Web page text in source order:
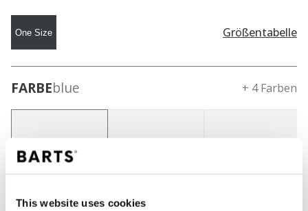
This website uses cookies
One Size Größentabelle
FARBEblue + 4 Farben